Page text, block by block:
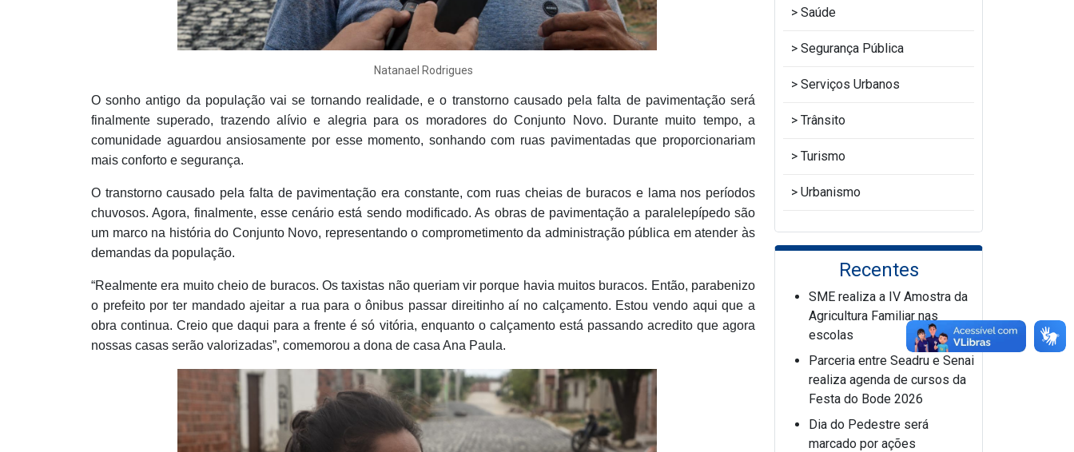
Natanael Rodrigues
O sonho antigo da população vai se tornando realidade, e o transtorno causado pela falta de pavimentação será
finalmente superado, trazendo alívio e alegria para os moradores do Conjunto Novo. Durante muito tempo, a
comunidade aguardou ansiosamente por esse momento, sonhando com ruas pavimentadas que proporcionariam
mais conforto e segurança.
O transtorno causado pela falta de pavimentação era constante, com ruas cheias de buracos e lama nos períodos
chuvosos. Agora, finalmente, esse cenário está sendo modificado. As obras de pavimentação a paralelepípedo são
um marco na história do Conjunto Novo, representando o comprometimento da administração pública em atender às
demandas da população.
“Realmente era muito cheio de buracos. Os taxistas não queriam vir porque havia muitos buracos. Então, parabenizo
o prefeito por ter mandado ajeitar a rua para o ônibus passar direitinho aí no calçamento. Estou vendo aqui que a
obra continua. Creio que daqui para a frente é só vitória, enquanto o calçamento está passando acredito que agora
nossas casas serão valorizadas”, comemorou a dona de casa Ana Paula.
Saúde
Segurança Pública
Serviços Urbanos
Trânsito
Turismo
Urbanismo
Recentes
SME realiza a IV Amostra da
Agricultura Familiar nas
escolas
Parceria entre Seadru e Senai
realiza agenda de cursos da
Festa do Bode 2026
Dia do Pedestre será
marcado por ações